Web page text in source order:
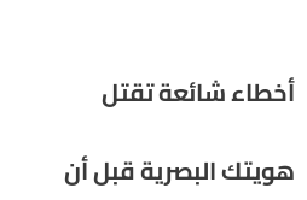
أخطاء شائعة تقتل
هويتك البصرية قبل أن